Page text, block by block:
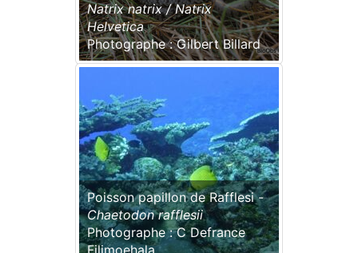
Natrix natrix / Natrix
Helvetica
Photographe : Gilbert Billard
Poisson papillon de Rafflesi -
Chaetodon rafflesii
Photographe : C Defrance
Filimoehala